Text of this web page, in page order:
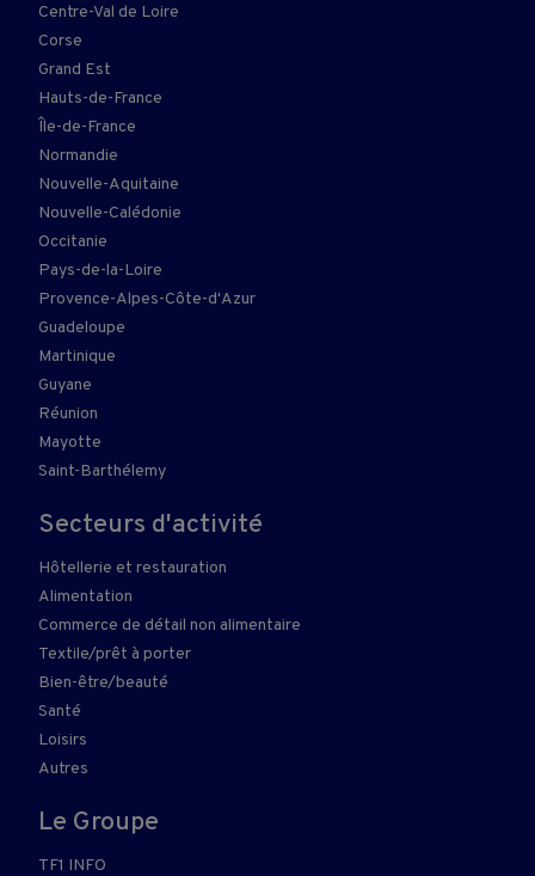
Centre-Val de Loire
Corse
Grand Est
Hauts-de-France
Île-de-France
Normandie
Nouvelle-Aquitaine
Nouvelle-Calédonie
Occitanie
Pays-de-la-Loire
Provence-Alpes-Côte-d'Azur
Guadeloupe
Martinique
Guyane
Réunion
Mayotte
Saint-Barthélemy
Secteurs d'activité
Hôtellerie et restauration
Alimentation
Commerce de détail non alimentaire
Textile/prêt à porter
Bien-être/beauté
Santé
Loisirs
Autres
Le Groupe
TF1 INFO